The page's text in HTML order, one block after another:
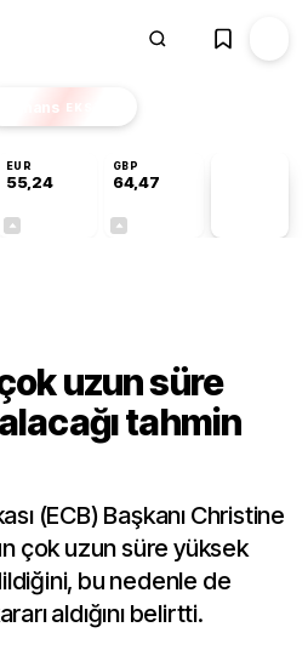
Finans EKSTRA
EUR
55,24
GBP
64,47
uzun süre
tahmin
(ECB) Başkanı Christine
çok uzun süre yüksek
bu nedenle de
aldığını belirtti.